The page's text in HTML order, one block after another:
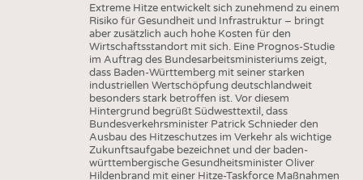
Extreme Hitze entwickelt sich zunehmend zu einem
Risiko für Gesundheit und Infrastruktur – bringt
aber zusätzlich auch hohe Kosten für den
Wirtschaftsstandort mit sich. Eine Prognos-Studie
im Auftrag des Bundesarbeitsministeriums zeigt,
dass Baden-Württemberg mit seiner starken
industriellen Wertschöpfung deutschlandweit
besonders stark betroffen ist. Vor diesem
Hintergrund begrüßt Südwesttextil, dass
Bundesverkehrsminister Patrick Schnieder den
Ausbau des Hitzeschutzes im Verkehr als wichtige
Zukunftsaufgabe bezeichnet und der baden-
württembergische Gesundheitsminister Oliver
Hildenbrand mit einer Hitze-Taskforce Maßnahmen